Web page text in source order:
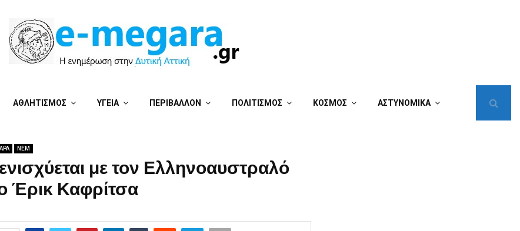
ΑΘΛΗΤΙΣΜΟΣ ΥΓΕΙΑ ΠΕΡΙΒΑΛΛΟΝ ΠΟΛΙΤΙΣΜΟΣ ΚΟΣΜΟΣ ΑΣΤΥΝΟΜΙΚΑ
ΝΕΜ
με τον Ελληνοαυστραλό
Έρικ Καφρίτσα